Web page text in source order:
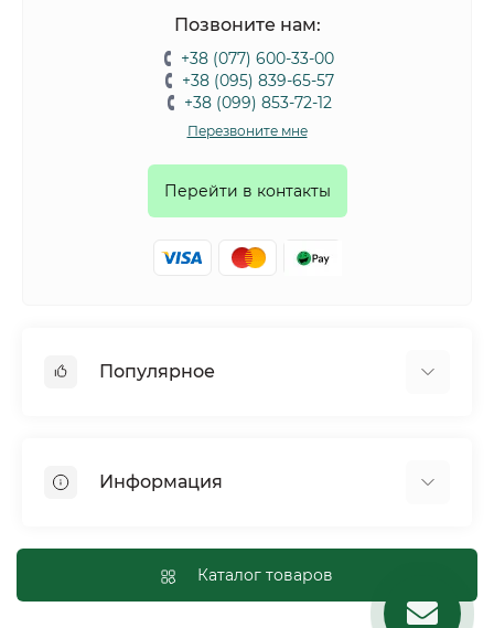
Позвоните нам:
+38 (077) 600-33-00
+38 (095) 839-65-57
+38 (099) 853-72-12
Перезвоните мне
Перейти в контакты
Популярное
Птицы
Сельскохозяйственные животные и птицы
Информация
Оплата и доставка
Политика конфиденциальности
Каталог товаров